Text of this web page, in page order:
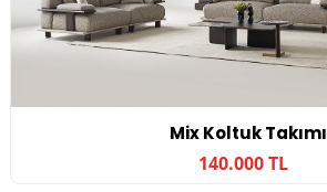
Mix Koltuk Takımı
140.000 TL